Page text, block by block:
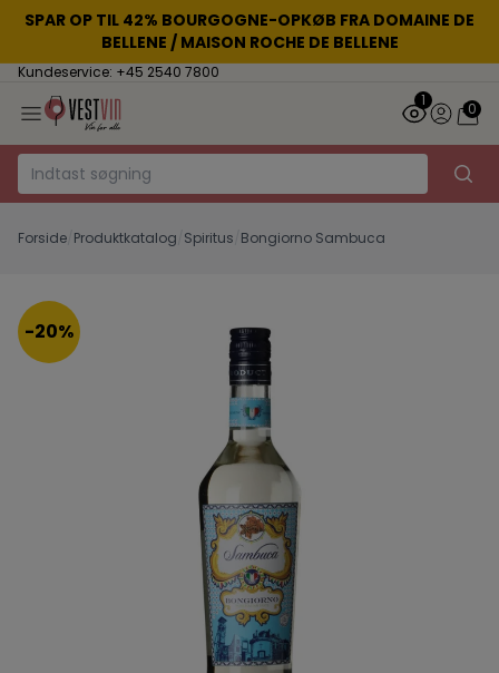
SPAR OP TIL 42% BOURGOGNE-OPKØB FRA DOMAINE DE
BELLENE / MAISON ROCHE DE BELLENE
Kundeservice: +45 2540 7800
1
0
Forside Produktkatalog Spiritus Bongiorno Sambuca
-20%